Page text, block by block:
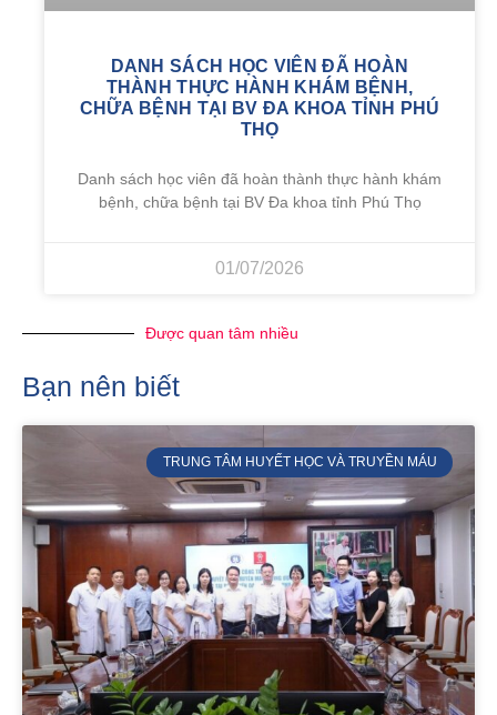
DANH SÁCH HỌC VIÊN ĐÃ HOÀN
THÀNH THỰC HÀNH KHÁM BỆNH,
CHỮA BỆNH TẠI BV ĐA KHOA TỈNH PHÚ
THỌ
Danh sách học viên đã hoàn thành thực hành khám
bệnh, chữa bệnh tại BV Đa khoa tỉnh Phú Thọ
01/07/2026
Được quan tâm nhiều
Bạn nên biết
TRUNG TÂM HUYẾT HỌC VÀ TRUYỀN MÁU